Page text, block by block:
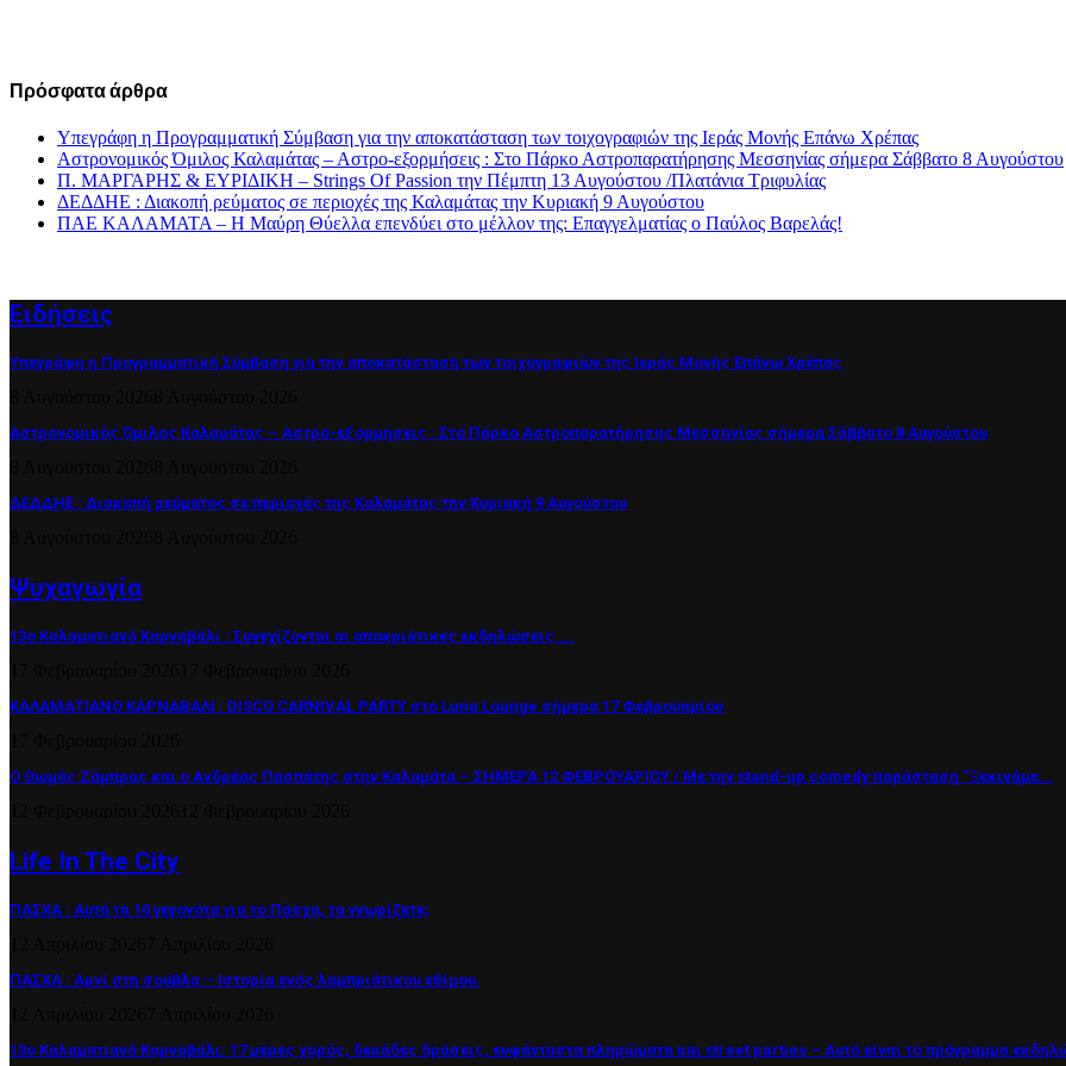
Πρόσφατα άρθρα
Υπεγράφη η Προγραμματική Σύμβαση για την αποκατάσταση των τοιχογραφιών της Ιεράς Μονής Επάνω Χρέπας
Αστρονομικός Όμιλος Καλαμάτας – Αστρο-εξορμήσεις : Στο Πάρκο Αστροπαρατήρησης Μεσσηνίας σήμερα Σάββατο 8 Αυγούστου
Π. ΜΑΡΓΑΡΗΣ & ΕΥΡΙΔΙΚΗ – Strings Of Passion την Πέμπτη 13 Αυγούστου /Πλατάνια Τριφυλίας
ΔΕΔΔΗΕ : Διακοπή ρεύματος σε περιοχές της Καλαμάτας την Κυριακή 9 Αυγούστου
ΠΑΕ ΚΑΛΑΜΑΤΑ – Η Μαύρη Θύελλα επενδύει στο μέλλον της: Επαγγελματίας ο Παύλος Βαρελάς!
Ειδήσεις
Υπεγράφη η Προγραμματική Σύμβαση για την αποκατάσταση των τοιχογραφιών της Ιεράς Μονής Επάνω Χρέπας
Αστρονομικός Όμιλος Καλαμάτας – Αστρο-εξορμήσεις : Στο Πάρκο Αστροπαρατήρησης Μεσσηνίας σήμερα Σάββατο 8 Αυγούστου
ΔΕΔΔΗΕ : Διακοπή ρεύματος σε περιοχές της Καλαμάτας την Κυριακή 9 Αυγούστου
Ψυχαγωγία
13ο Καλαματιανό Καρναβάλι : Συνεχίζονται οι αποκριάτικες εκδηλώσεις ….
ΚΑΛΑΜΑΤΙΑΝΟ ΚΑΡΝΑΒΑΛΙ : DISCO CARNIVAL PARTY στο Luna Lounge σήμερα 17 Φεβρουαρίου
Ο Θωμάς Ζάμπρας και ο Ανδρέας Πασπάτης στην Καλαμάτα – ΣΗΜΕΡΑ 12 ΦΕΒΡΟΥΑΡΙΟΥ / Με την stand-up comedy παράσταση “Ξεκινάμε...
Life In The City
ΠΑΣΧΑ : Αυτά τα 10 γεγονότα για το Πάσχα, τα γνωρίζετε;
ΠΑΣΧΑ : Αρνί στη σούβλα – Ιστορία ενός λαμπριάτικου εθίμου.
13ο Καλαματιανό Καρναβάλι: 17 μέρες χορός, δεκάδες δράσεις, ευφάνταστα πληρώματα και street parties – Αυτό είναι το πρόγραμμα